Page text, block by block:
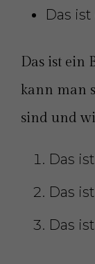
Das
Das ist ein
kann man
sind und
Das
Das
Das